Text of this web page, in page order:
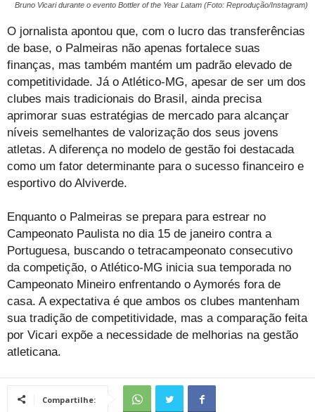
Bruno Vicari durante o evento Bottler of the Year Latam (Foto: Reprodução/Instagram)
O jornalista apontou que, com o lucro das transferências
de base, o Palmeiras não apenas fortalece suas
finanças, mas também mantém um padrão elevado de
competitividade. Já o Atlético-MG, apesar de ser um dos
clubes mais tradicionais do Brasil, ainda precisa
aprimorar suas estratégias de mercado para alcançar
níveis semelhantes de valorização dos seus jovens
atletas. A diferença no modelo de gestão foi destacada
como um fator determinante para o sucesso financeiro e
esportivo do Alviverde.
Enquanto o Palmeiras se prepara para estrear no
Campeonato Paulista no dia 15 de janeiro contra a
Portuguesa, buscando o tetracampeonato consecutivo
da competição, o Atlético-MG inicia sua temporada no
Campeonato Mineiro enfrentando o Aymorés fora de
casa. A expectativa é que ambos os clubes mantenham
sua tradição de competitividade, mas a comparação feita
por Vicari expõe a necessidade de melhorias na gestão
atleticana.
Compartilhe: